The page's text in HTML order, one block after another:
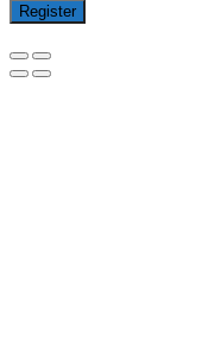
Register